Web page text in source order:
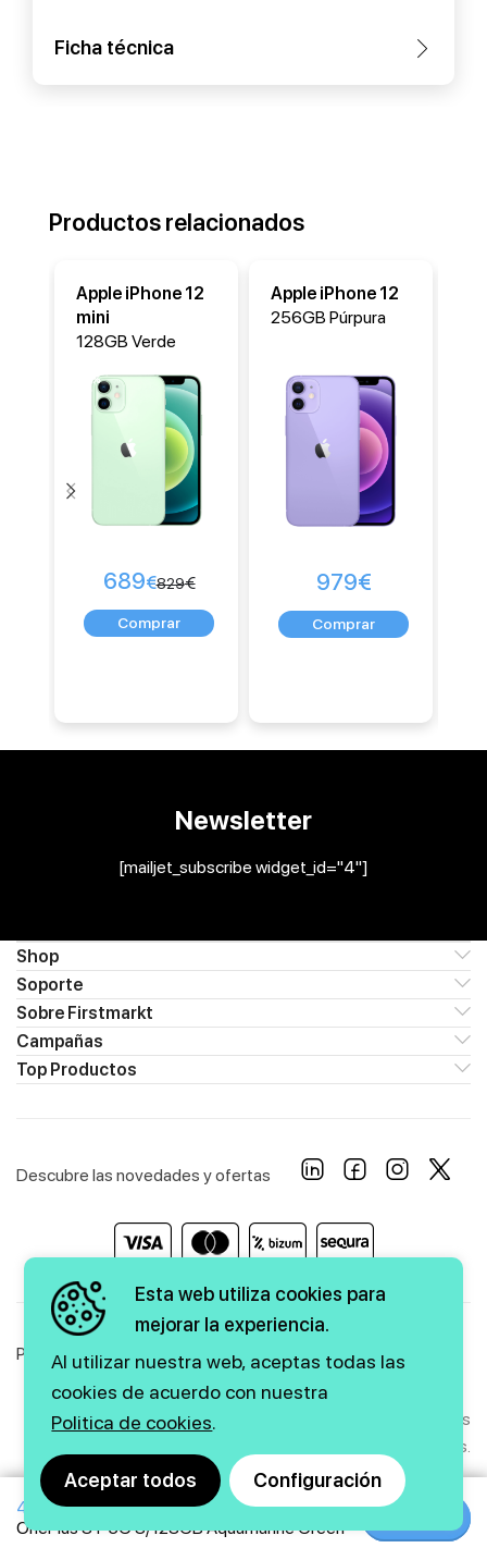
469€
OnePlus 8T 5G 8/128GB Aquamarine Green
Ficha técnica
Productos relacionados
Apple iPhone 12
mini
128GB Verde
-17%
829€
689€
Apple iPhone 12
256GB Púrpura
979€
Newsletter
[mailjet_subscribe widget_id="4"]
Shop
Soporte
Sobre Firstmarkt
Campañas
Top Productos
Descubre las novedades y ofertas
Política de Privacidad Política de Cookies Aviso Legal
Copyright © 2026 firstmarkt. Todos los derechos
reservados.
Agencia SEOy diseño web GMEDIA
Esta web utiliza cookies para
mejorar la experiencia.
Al utilizar nuestra web, aceptas todas las
cookies de acuerdo con nuestra
Politica de cookies.
Aceptar todos Configuración